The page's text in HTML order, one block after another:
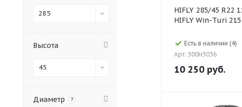
HIFLY 285/45 R22 114T XL
HIFLY Win-Turi 215
Есть в наличии (4)
Арт: 300H3036
10 250 руб.
285
Высота
45
Диаметр ?